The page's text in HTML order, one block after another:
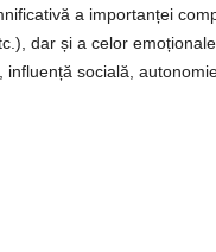
a importanței
dar și a celor
socială,